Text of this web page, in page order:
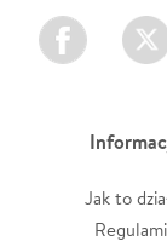
Facebook
Jak to